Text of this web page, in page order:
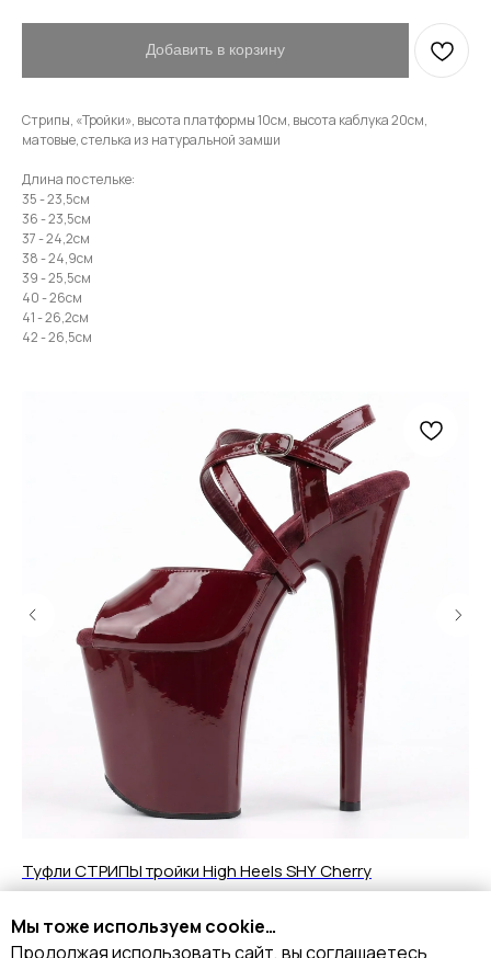
Привет! Дарим тебе -10% на первую
покупку! Подпишись на нашу рассылку
Email
Имя
Телефон
Отправить
Нажимая на кнопку, вы даете согласие на обработку своих
персональных данных согласно 152-ФЗ.
Подробнее
Мы тоже используем cookie…
Продолжая использовать сайт, вы соглашаетесь
Добавить в корзину
Стрипы, «Тройки», высота платформы 10см, высота каблука 20см,
матовые, стелька из натуральной замши
Длина по стельке:
35 - 23,5см
36 - 23,5см
37 - 24,2см
38 - 24,9см
39 - 25,5см
40 - 26см
41 - 26,2см
42 - 26,5см
Туфли СТРИПЫ тройки High Heels SHY Cherry
9 890